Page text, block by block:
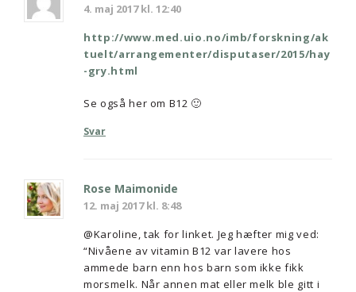
4. maj 2017 kl. 12:40
http://www.med.uio.no/imb/forskning/ak
tuelt/arrangementer/disputaser/2015/hay
-gry.html
Se også her om B12 🙂
Svar
Rose Maimonide
12. maj 2017 kl. 8:48
@Karoline, tak for linket. Jeg hæfter mig ved:
“Nivåene av vitamin B12 var lavere hos
ammede barn enn hos barn som ikke fikk
morsmelk. Når annen mat eller melk ble gitt i